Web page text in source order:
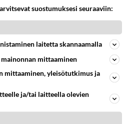
Jos SDP ei voita reilusti, persut kumoavat demokratian Suomesta 663
Uuden TTK-juontajan ympärillä epätietoisuus sakenee - Nyt MTV hämmentää soppaa
Noora Louhimo vihdoinkin yhdessä -
suostumuksesi seuraaviin:
laitetta skannaamalla
mittaaminen
mittaaminen, yleisötutkimus ja
ja/tai laitteella olevien